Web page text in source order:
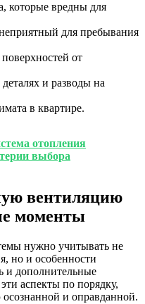
которые вредны для
для пребывания
от
и разводы на
в квартире.
отопления
выбора
вентиляцию
моменты
нужно учитывать не
но и особенности
и дополнительные
аспекты по порядку,
и оправданной.